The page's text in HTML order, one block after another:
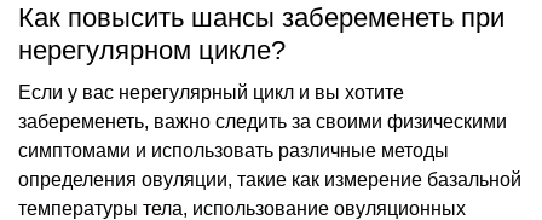
Как повысить шансы забеременеть при
нерегулярном цикле?
Если у вас нерегулярный цикл и вы хотите
забеременеть, важно следить за своими физическими
симптомами и использовать различные методы
определения овуляции, такие как измерение базальной
температуры тела, использование овуляционных